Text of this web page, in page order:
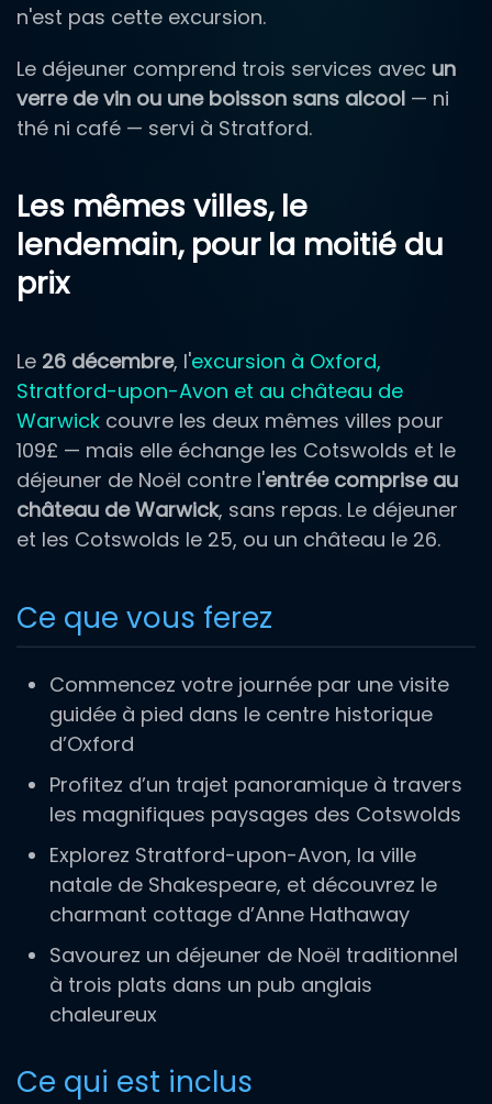
n'est pas cette excursion.
Le déjeuner comprend trois services avec un
verre de vin ou une boisson sans alcool — ni
thé ni café — servi à Stratford.
Les mêmes villes, le
lendemain, pour la moitié du
prix
Le 26 décembre, l'excursion à Oxford,
Stratford-upon-Avon et au château de
Warwick couvre les deux mêmes villes pour
109£ — mais elle échange les Cotswolds et le
déjeuner de Noël contre l'entrée comprise au
château de Warwick, sans repas. Le déjeuner
et les Cotswolds le 25, ou un château le 26.
Ce que vous ferez
Commencez votre journée par une visite
guidée à pied dans le centre historique
d’Oxford
Profitez d’un trajet panoramique à travers
les magnifiques paysages des Cotswolds
Explorez Stratford-upon-Avon, la ville
natale de Shakespeare, et découvrez le
charmant cottage d’Anne Hathaway
Savourez un déjeuner de Noël traditionnel
à trois plats dans un pub anglais
chaleureux
Ce qui est inclus